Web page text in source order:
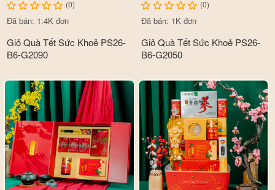
(0)
Đã bán: 1.4K đơn
Giỏ Quà Tết Sức Khoẻ PS26-
B6-G2090
(0)
Đã bán: 1K đơn
Giỏ Quà Tết Sức Khoẻ PS26-
B6-G2050